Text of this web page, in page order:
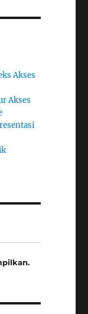
Akses
Akses